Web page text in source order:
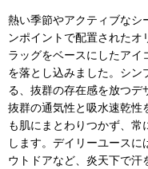
熱い季節やアクティブなシ
ンポイントで配置された
ラッグをベースにしたア
を落とし込みました。シン
る、抜群の存在感を放つデ
抜群の通気性と吸水速乾性
も肌にまとわりつかず、
します。デイリーユース
ウトドアなど、炎天下で汗